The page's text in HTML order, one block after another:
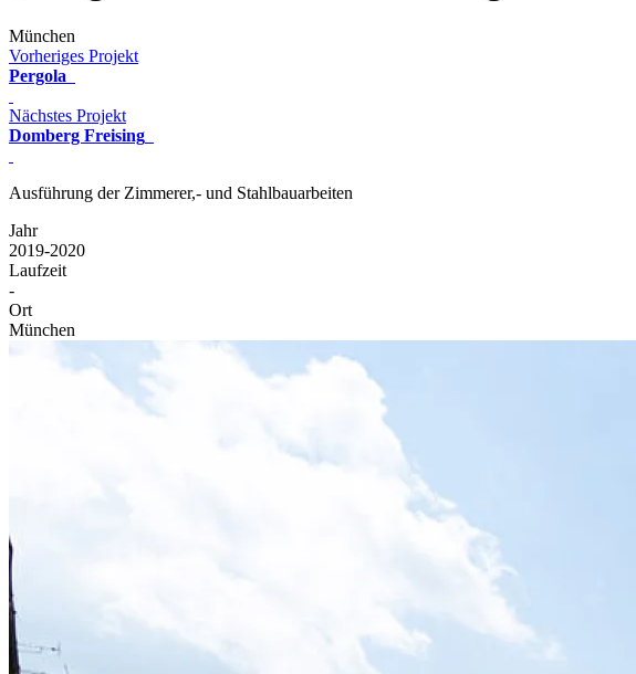
München
Vorheriges Projekt
Pergola
Nächstes Projekt
Domberg Freising
Ausführung der Zimmerer,- und Stahlbauarbeiten
Jahr
2019-2020
Laufzeit
-
Ort
München